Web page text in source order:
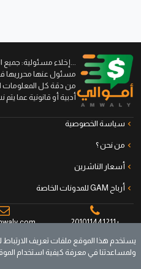
...إخلاء مسئولية: جميع
مسئول عنها محرريها
من دقة كل المعلومات
أدبية أو قانونية عما يتم
سياسة الخصوصية
من نحن ؟
أسعار الناشرين
أرباح GAM للمدونات الخاصة
+201011441211
جميع الحقوق محفوظة ©
يستخدم هذا الموقع ملفات تعريف الارتباط
ولمساعدتنا في معرفة كيفية استخدام